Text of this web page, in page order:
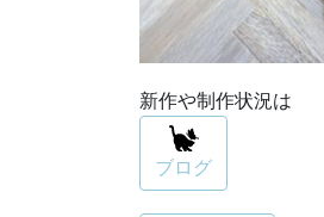
新作や制作状況は
ブログ